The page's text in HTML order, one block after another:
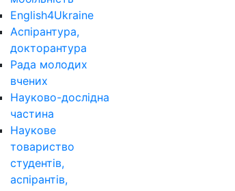
English4Ukraine
Аспірантура,
докторантура
Рада молодих
вчених
Науково-дослідна
частина
Наукове
товариство
студентів,
аспірантів,